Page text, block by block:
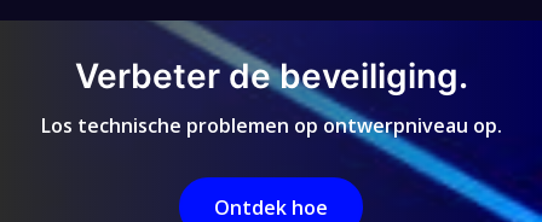
Verbeter de beveiliging.
Los technische problemen op ontwerpniveau op.
Ontdek hoe